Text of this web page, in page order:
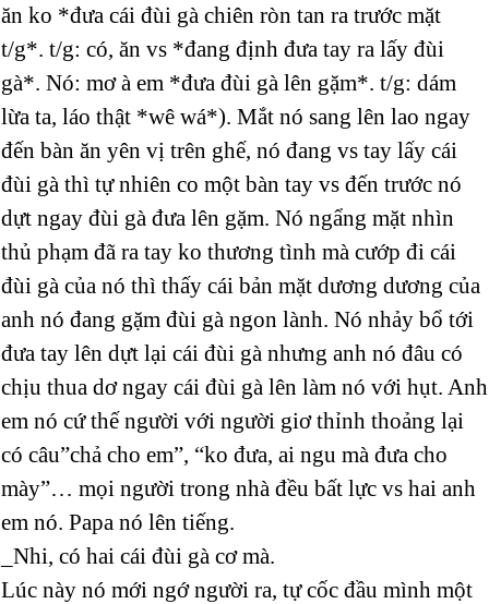
ăn ko *đưa cái đùi gà chiên ròn tan ra trước mặt
t/g*. t/g: có, ăn vs *đang định đưa tay ra lấy đùi
gà*. Nó: mơ à em *đưa đùi gà lên gặm*. t/g: dám
lừa ta, láo thật *wê wá*). Mắt nó sang lên lao ngay
đến bàn ăn yên vị trên ghế, nó đang vs tay lấy cái
đùi gà thì tự nhiên co một bàn tay vs đến trước nó
dựt ngay đùi gà đưa lên gặm. Nó ngẩng mặt nhìn
thủ phạm đã ra tay ko thương tình mà cướp đi cái
đùi gà của nó thì thấy cái bản mặt dương dương của
anh nó đang gặm đùi gà ngon lành. Nó nhảy bổ tới
đưa tay lên dựt lại cái đùi gà nhưng anh nó đâu có
chịu thua dơ ngay cái đùi gà lên làm nó với hụt. Anh
em nó cứ thế người với người giơ thỉnh thoảng lại
có câu”chả cho em”, “ko đưa, ai ngu mà đưa cho
mày”… mọi người trong nhà đều bất lực vs hai anh
em nó. Papa nó lên tiếng.
_Nhi, có hai cái đùi gà cơ mà.
Lúc này nó mới ngớ người ra, tự cốc đầu mình một